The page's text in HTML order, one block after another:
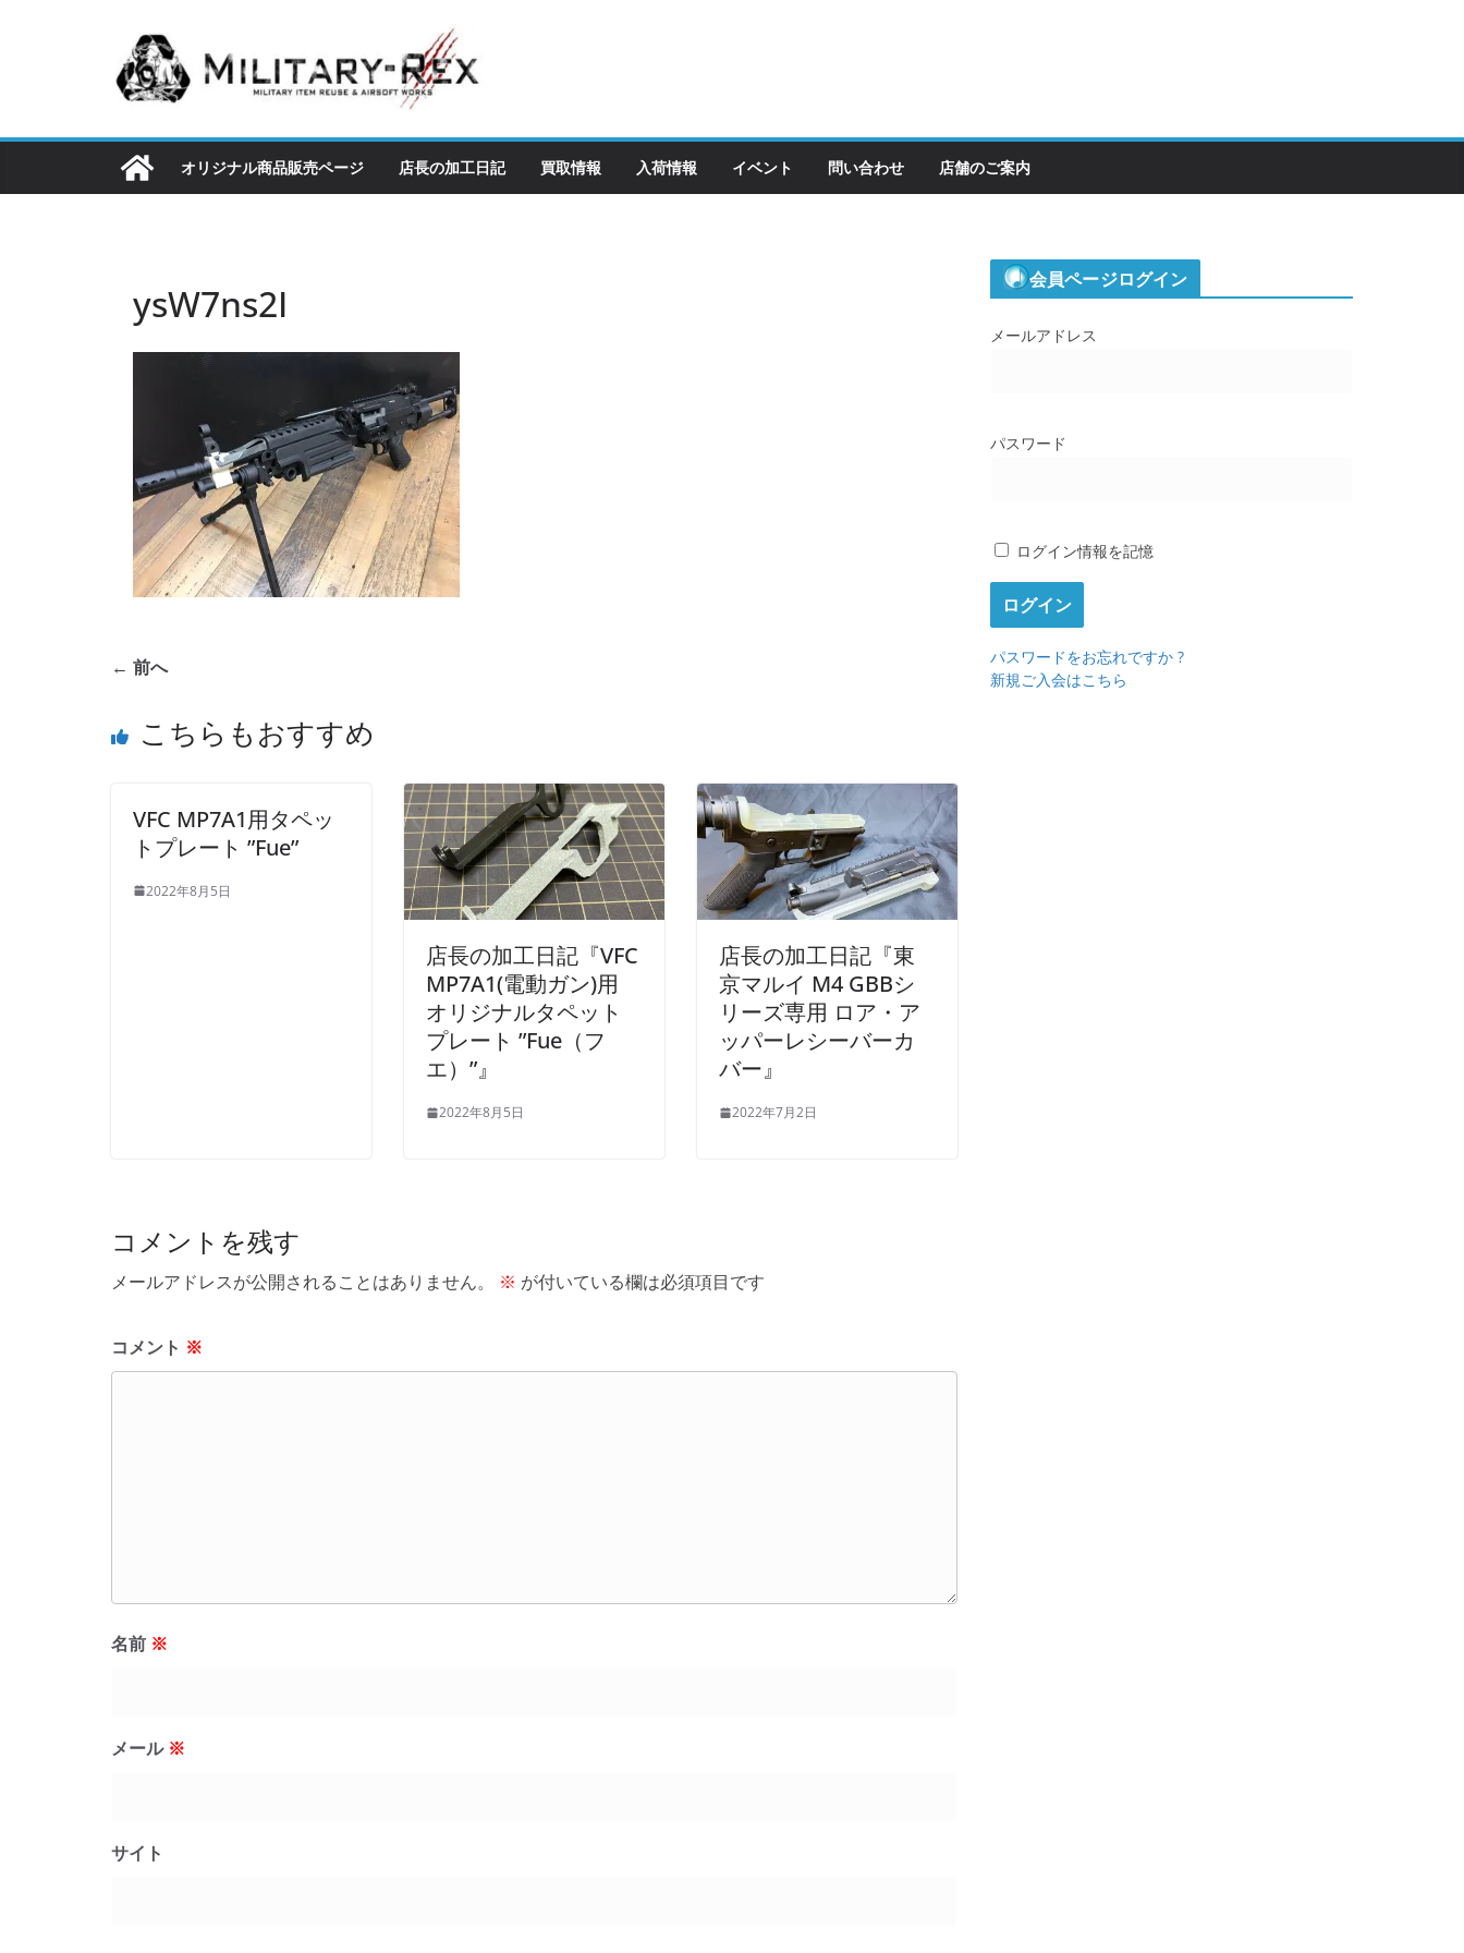
ツ
ス
オリジナル商品販売ページ 店長の加工日記 買取情報 入荷情報 イベント 問い合わせ 店舗のご案内
ysW7ns2I
← 前へ
こちらもおすすめ
VFC MP7A1用タペッ
トプレート ”Fue”
2022年8月5日
店長の加工日記『VFC
MP7A1(電動ガン)用
オリジナルタペット
プレート ”Fue（フ
エ）”』
2022年8月5日
店長の加工日記『東
京マルイ M4 GBBシ
リーズ専用 ロア・ア
ッパーレシーバーカ
バー』
2022年7月2日
コメントを残す
メールアドレスが公開されることはありません。 ※ が付いている欄は必須項目です
コメント ※
名前 ※
メール ※
サイト
会員ページログイン
メールアドレス
パスワード
ログイン情報を記憶
パスワードをお忘れですか ?
新規ご入会はこちら